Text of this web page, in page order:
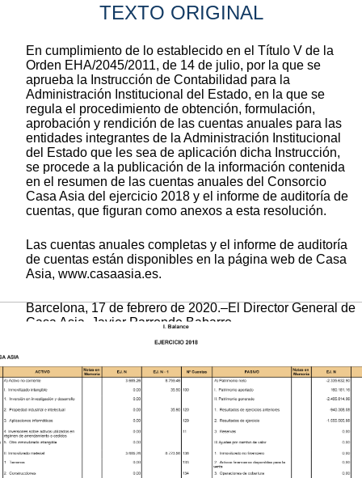
TEXTO ORIGINAL
En cumplimiento de lo establecido en el Título V de la
Orden EHA/2045/2011, de 14 de julio, por la que se
aprueba la Instrucción de Contabilidad para la
Administración Institucional del Estado, en la que se
regula el procedimiento de obtención, formulación,
aprobación y rendición de las cuentas anuales para las
entidades integrantes de la Administración Institucional
del Estado que les sea de aplicación dicha Instrucción,
se procede a la publicación de la información contenida
en el resumen de las cuentas anuales del Consorcio
Casa Asia del ejercicio 2018 y el informe de auditoría de
cuentas, que figuran como anexos a esta resolución.
Las cuentas anuales completas y el informe de auditoría
de cuentas están disponibles en la página web de Casa
Asia, www.casaasia.es.
Barcelona, 17 de febrero de 2020.–El Director General de
Casa Asia, Javier Parrondo Babarro.